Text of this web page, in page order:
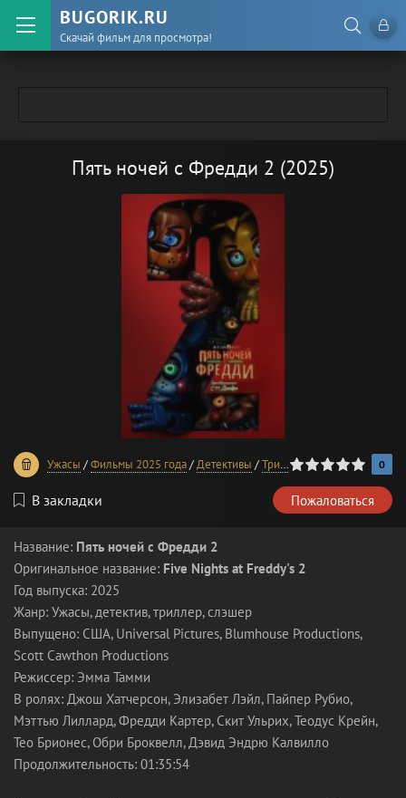
BUGORIK.RU
Скачай фильм для просмотра!
Пять ночей с Фредди 2 (2025)
Ужасы /Фильмы 2025 года/Детективы /Триллеры /В хорошем
0 1 2 3 4 5 0
В закладки Пожаловаться
Название: Пять ночей с Фредди 2
Оригинальное название: Five Nights at Freddy's 2
Год выпуска: 2025
Жанр: Ужасы, детектив, триллер, слэшер
Выпущено: США, Universal Pictures, Blumhouse Productions,
Scott Cawthon Productions
Режиссер: Эмма Тамми
В ролях: Джош Хатчерсон, Элизабет Лэйл, Пайпер Рубио,
Мэттью Лиллард, Фредди Картер, Скит Ульрих, Теодус Крейн,
Тео Брионес, Обри Броквелл, Дэвид Эндрю Калвилло
Продолжительность: 01:35:54